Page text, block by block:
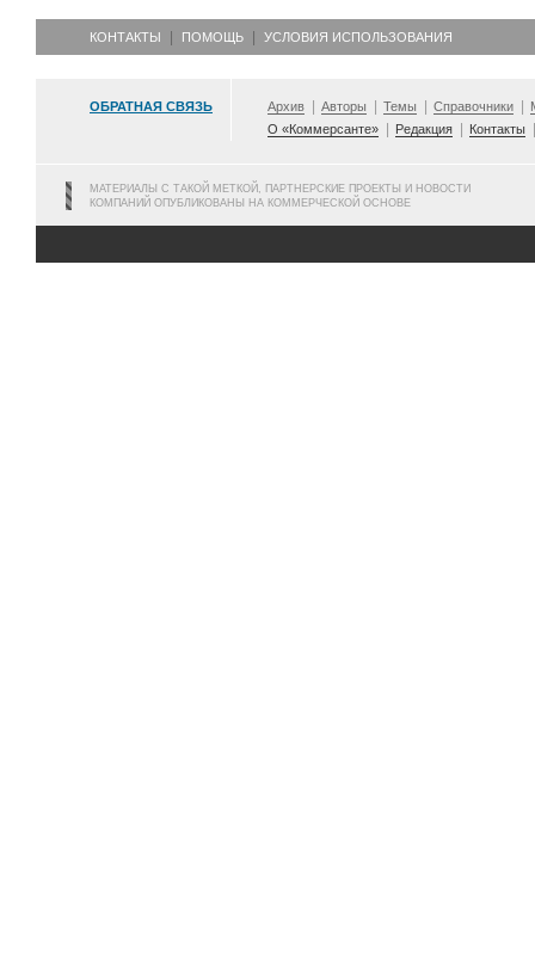
КОНТАКТЫ ПОМОЩЬ УСЛОВИЯ ИСПОЛЬЗОВАНИЯ
ОБРАТНАЯ СВЯЗЬ Архив Авторы Темы Справочники
О «Коммерсанте»
Редакция Контакты
МАТЕРИАЛЫ С ТАКОЙ МЕТКОЙ, ПАРТНЕРСКИЕ ПРОЕКТЫ И НОВОСТИ
КОМПАНИЙ ОПУБЛИКОВАНЫ НА КОММЕРЧЕСКОЙ ОСНОВЕ